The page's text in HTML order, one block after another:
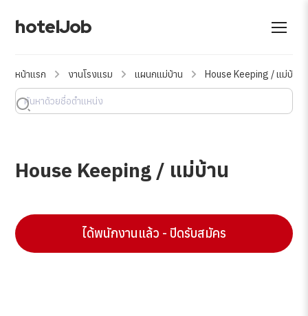
hotelJob
หน้าแรก งานโรงแรม แผนกแม่บ้าน House Keeping / แม่บ้าน
House Keeping / แม่บ้าน
ได้พนักงานแล้ว - ปิดรับสมัคร